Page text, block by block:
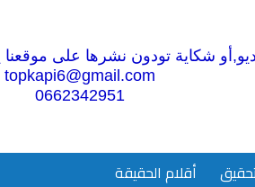
شكاية تودون نشرها على موقعنا
topkapi6@gmail.com
0662342951
أقلام الحقيقة